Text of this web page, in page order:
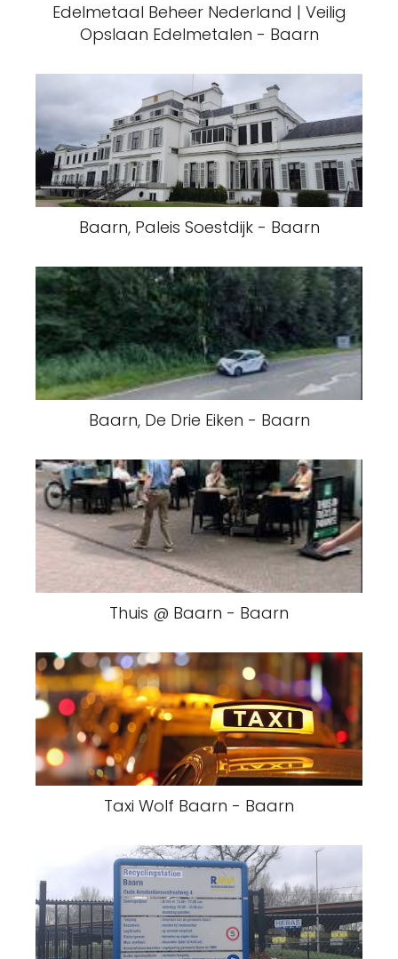
Edelmetaal Beheer Nederland | Veilig
Opslaan Edelmetalen - Baarn
Baarn, Paleis Soestdijk - Baarn
Baarn, De Drie Eiken - Baarn
Thuis @ Baarn - Baarn
Taxi Wolf Baarn - Baarn